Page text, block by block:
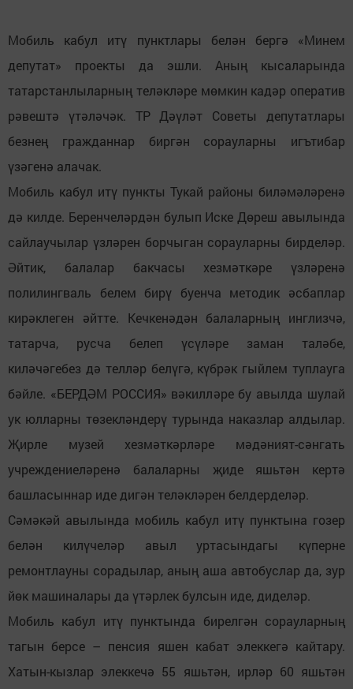
Мобиль кабул итү пунктлары белән бергә «Минем
депутат» проекты да эшли. Аның кысаларында
татарстанлыларның теләкләре мөмкин кадәр оператив
рәвештә үтәләчәк. ТР Дәүләт Советы депутатлары
безнең гражданнар биргән сорауларны игътибар
үзәгенә алачак.
Мобиль кабул итү пункты Тукай районы биләмәләренә
дә килде. Беренчеләрдән булып Иске Дөреш авылында
сайлаучылар үзләрен борчыган сорауларны бирделәр.
Әйтик, балалар бакчасы хезмәткәре үзләренә
полилингваль белем бирү буенча методик әсбаплар
кирәклеген әйтте. Кечкенәдән балаларның инглизчә,
татарча, русча белеп үсүләре заман таләбе,
киләчәгебез дә телләр белүгә, күбрәк гыйлем туплауга
бәйле. «БЕРДӘМ РОССИЯ» вәкилләре бу авылда шулай
ук юлларны төзекләндерү турында наказлар алдылар.
Җирле музей хезмәткәрләре мәдәният-сәнгать
учреждениеләренә балаларны җиде яшьтән кертә
башласыннар иде дигән теләкләрен белдерделәр.
Сәмәкәй авылында мобиль кабул итү пунктына гозер
белән килүчеләр авыл уртасындагы күперне
ремонтлауны сорадылар, аның аша автобуслар да, зур
йөк машиналары да үтәрлек булсын иде, диделәр.
Мобиль кабул итү пунктында бирелгән сорауларның
тагын берсе – пенсия яшен кабат элеккегә кайтару.
Хатын-кызлар элеккечә 55 яшьтән, ирләр 60 яшьтән